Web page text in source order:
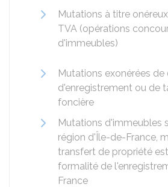
Mutations à titre
TVA (opérations
d'immeubles)
Mutations exonérées de
d'enregistrement ou de
foncière
Mutations d'immeubles
région d'Île-de-France,
transfert de propriété
formalité de
France